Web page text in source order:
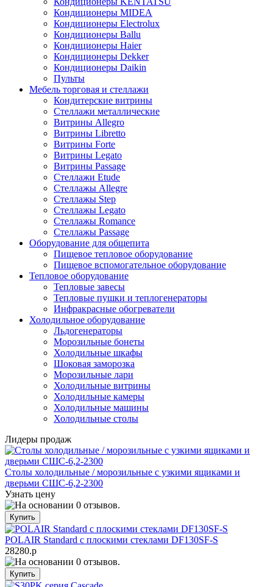
Кондиционеры MIDEA
Кондиционеры Electrolux
Кондиционеры Ballu
Кондиционеры Haier
Кондиционеры Dekker
Кондиционеры Daikin
Пульты
Мебель торговая и стеллажи
Кондитерские витрины
Стеллажи металлические
Витрины Allegro
Витрины Libretto
Витрины Forte
Витрины Legato
Витрины Passage
Стеллажи Etude
Стеллажы Allegre
Стеллажы Step
Стеллажы Legato
Стеллажы Romance
Стеллажы Passage
Оборудование для общепита
Пищевое тепловое оборудование
Пищевое вспомогательное оборудование
Тепловое оборудование
Тепловые завесы
Тепловые пушки и теплогенераторы
Инфракрасные обогреватели
Холодильное оборудование
Льдогенераторы
Морозильные бонеты
Холодильные шкафы
Шоковая заморозка
Морозильные лари
Холодильные витрины
Холодильные камеры
Холодильные машины
Холодильные столы
Лидеры продаж
Столы холодильные / морозильные с узкими ящиками и
дверьми СШС-6,2-2300
Узнать цену
POLAIR Standard с плоскими стеклами DF130SF-S
28280.р